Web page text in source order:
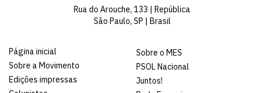
Rua do Arouche, 133 | República
São Paulo, SP | Brasil
Página inicial
Sobre a Movimento
Edições impressas
Sobre o MES
PSOL Nacional
Juntos!